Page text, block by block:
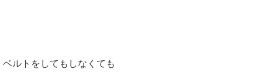
ベルトをしてもしなくても